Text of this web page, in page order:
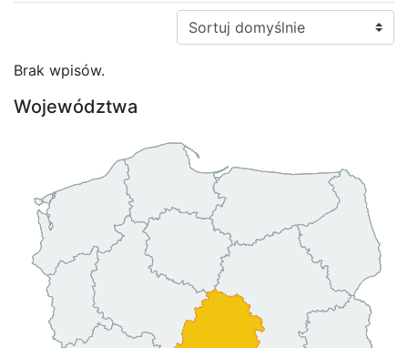
Sortuj:
Brak wpisów.
Województwa